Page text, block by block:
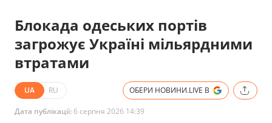
Блокада одеських портів
загрожує Україні мільярдними
втратами
UA RU ОБЕРИ НОВИНИ.LIVE В
Дата публікації: 6 серпня 2026 14:39